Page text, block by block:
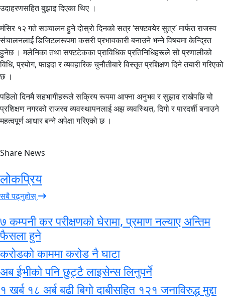
उदाहरणसहित बुझाइ दिएका थिए ।
मंसिर १२ गते सञ्चालन हुने दोस्रो दिनको सत्र ‘सफ्टवयेर सुत्र’ मार्फत राजस्व
संचालनलाई डिजिटलरूपमा कसरी प्रभावकारी बनाउने भन्ने विषयमा केन्द्रित
हुनेछ । मलेनिका तथा सफ्टटेकका प्राविधिक प्रतिनिधिहरूले सो प्रणालीको
विधि, प्रयोग, फाइदा र व्यवहारिक चुनौतीबारे विस्तृत प्रशिक्षण दिने तयारी गरिएको
छ ।
पहिलो दिनमै सहभागीहरूले सक्रिय रूपमा आफ्ना अनुभव र सुझाव राखेपछि यो
प्रशिक्षण नगरको राजस्व व्यवस्थापनलाई अझ व्यवस्थित, दिगो र पारदर्शी बनाउने
महत्वपूर्ण आधार बन्ने अपेक्षा गरिएको छ ।
Share News
लोकप्रिय
सबै पढ्नुहोस्
७ कम्पनी कर परीक्षणको घेरामा, प्रमाण नल्याए अन्तिम
फैसला हुने
करोडको काममा करोड नै घाटा
अब ईभीको पनि छुट्टै लाइसेन्स लिनुपर्ने
१ खर्ब १८ अर्ब बढी बिगो दाबीसहित १२१ जनाविरुद्ध मुद्दा